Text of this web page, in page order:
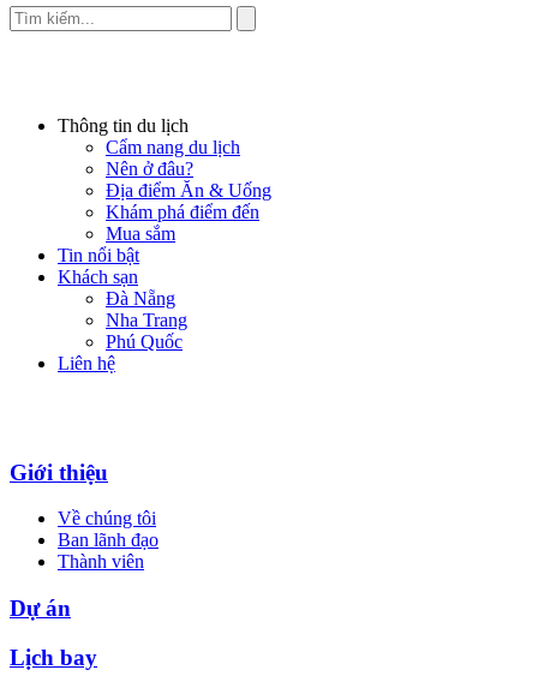
Thông tin du lịch
Cẩm nang du lịch
Nên ở đâu?
Địa điểm Ăn & Uống
Khám phá điểm đến
Mua sắm
Tin nổi bật
Khách sạn
Đà Nẵng
Nha Trang
Phú Quốc
Liên hệ
Giới thiệu
Về chúng tôi
Ban lãnh đạo
Thành viên
Dự án
Lịch bay